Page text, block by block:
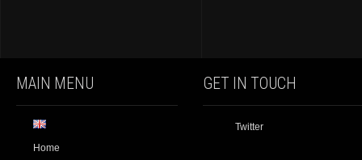
MAIN MENU
Home
GET IN TOUCH
Twitter